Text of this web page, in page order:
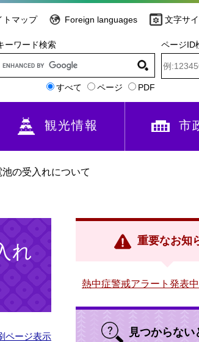
トマップ Foreign languages 文字サ
ーワード検索
すべて ページ PDF
ページID
観光情報 市
の受入れについて
れ
ページ表示
重要なお知
熱中症警戒アラート発表中
見つからない